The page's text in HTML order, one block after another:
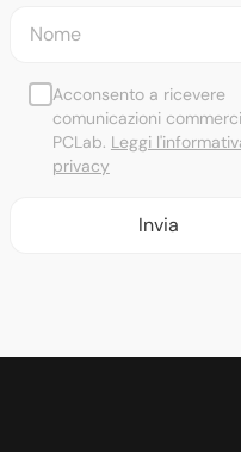
Acconsento a ricevere
comunicazioni
PCLab. Leggi
privacy